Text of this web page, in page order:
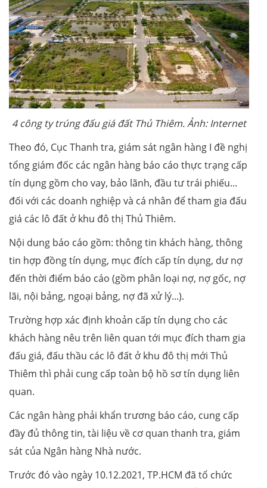
4 công ty trúng đấu giá đất Thủ Thiêm. Ảnh: Internet
Theo đó, Cục Thanh tra, giám sát ngân hàng I đề nghị
tổng giám đốc các ngân hàng báo cáo thực trạng cấp
tín dụng gồm cho vay, bảo lãnh, đầu tư trái phiếu...
đối với các doanh nghiệp và cá nhân để tham gia đấu
giá các lô đất ở khu đô thị Thủ Thiêm.
Nội dung báo cáo gồm: thông tin khách hàng, thông
tin hợp đồng tín dụng, mục đích cấp tín dụng, dư nợ
đến thời điểm báo cáo (gồm phân loại nợ, nợ gốc, nợ
lãi, nội bảng, ngoại bảng, nợ đã xử lý...).
Trường hợp xác định khoản cấp tín dụng cho các
khách hàng nêu trên liên quan tới mục đích tham gia
đấu giá, đấu thầu các lô đất ở khu đô thị mới Thủ
Thiêm thì phải cung cấp toàn bộ hồ sơ tín dụng liên
quan.
Các ngân hàng phải khẩn trương báo cáo, cung cấp
đầy đủ thông tin, tài liệu về cơ quan thanh tra, giám
sát của Ngân hàng Nhà nước.
Trước đó vào ngày 10.12.2021, TP.HCM đã tổ chức